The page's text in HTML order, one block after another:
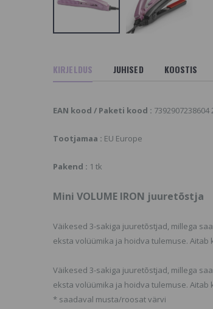
KIRJELDUS JUHISED KOOSTIS
EAN kood / Paketi kood : 7392907238604
Tootjamaa : EU Europe
Pakend : 1 tk
Mini VOLUME IRON juuretõstja
Väikesed 3-sakiga juuretõstjad, millega
eksta volüümika ja hoidva tulemuse.
Väikesed 3-sakiga juuretõstjad, millega
eksta volüümika ja hoidva tulemuse.
* saadaval musta/roosat värvi
Kaitsev ja
Curex Sun Flower
SARNASEID
Matte
Pusahari
Whitening
Valgendav
kulmuvärvid,